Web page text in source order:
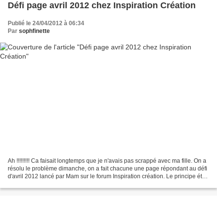
Défi page avril 2012 chez Inspiration Création
Publié le 24/04/2012 à 06:34
Par sophfinette
Ah !!!!!!!!! Ca faisait longtemps que je n'avais pas scrappé avec ma fille. On a
résolu le problème dimanche, on a fait chacune une page répondant au défi
d'avril 2012 lancé par Mam sur le forum Inspiration création. Le principe était